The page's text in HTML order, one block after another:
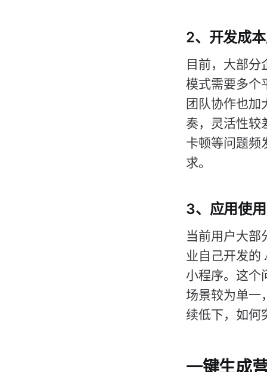
2、开发成
目前，大部分
模式需要多个
团队协作也加
奏，灵活性较
卡顿等问题频
求。
3、应用使
当前用户大部
业自己开发的
小程序。这个
场景较为单一
续低下，如何
一键生成